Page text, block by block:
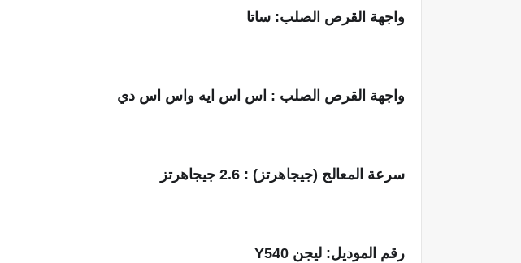
واجهة القرص الصلب: ساتا‎
واجهة القرص الصلب : اس اس ايه واس اس دي
سرعة المعالج (جيجاهرتز) : 2.6 جيجاهرتز
رقم الموديل: ليجن Y540